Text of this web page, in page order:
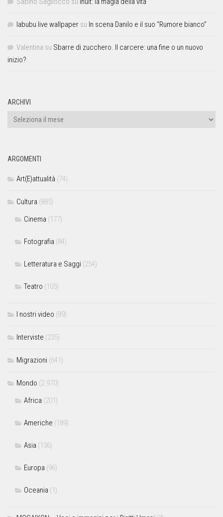
labubu live wallpaper su In scena Danilo e il suo “Rumore bianco”
Valentina su Sbarre di zucchero. Il carcere: una fine o un nuovo
inizio?
ARCHIVI
ARGOMENTI
Art(E)attualità (74)
Cultura (885)
Cinema (177)
Fotografia (84)
Letteratura e Saggi (254)
Teatro (105)
I nostri video (89)
Interviste (235)
Migrazioni (641)
Mondo (2.970)
Africa (201)
Americhe (189)
Asia (136)
Europa (96)
Oceania (1)